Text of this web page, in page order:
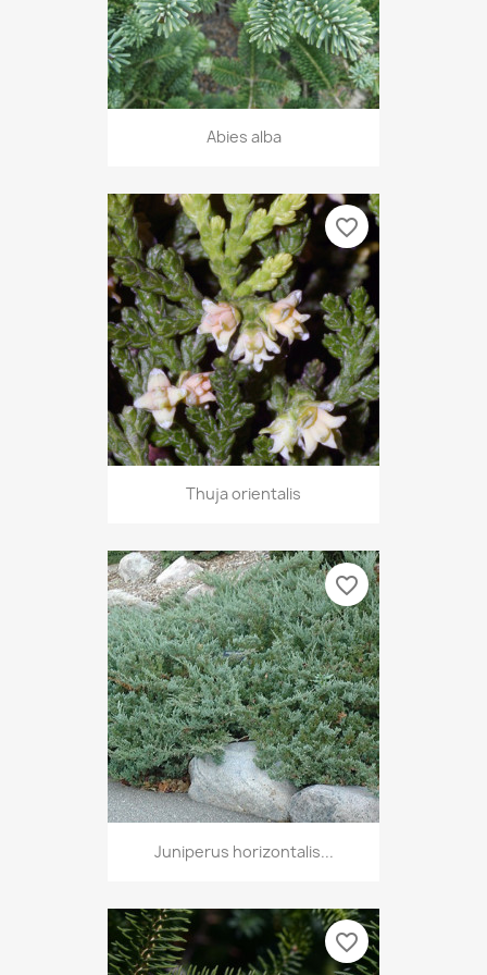
Abies alba
Thuja orientalis
favorite_border
Juniperus horizontalis...
favorite_border
favorite_border